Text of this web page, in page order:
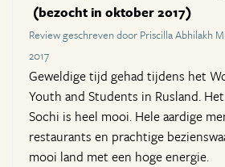
(bezocht in oktober 2017)
Review geschreven door Priscilla Abhilakh
2017
Geweldige tijd gehad tijdens het
Youth and Students in Rusland.
Sochi is heel mooi. Hele aardige
restaurants en prachtige
mooi land met een hoge energie.